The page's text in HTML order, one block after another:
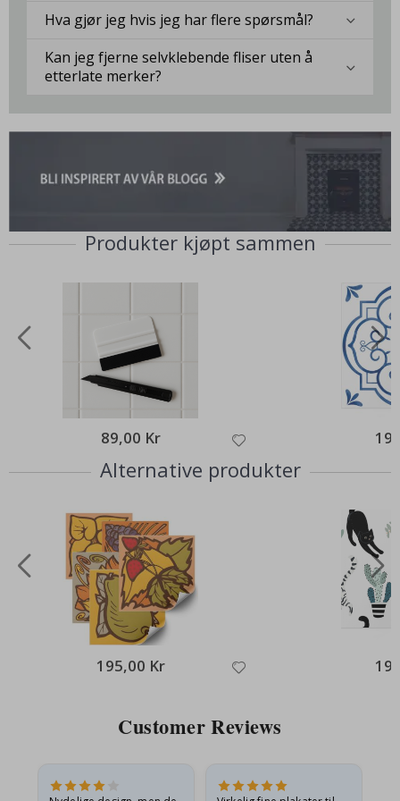
Hva gjør jeg hvis jeg har flere spørsmål?
Kan jeg fjerne selvklebende fliser uten å
etterlate merker?
Produkter kjøpt sammen
89,00 Kr
Alternative produkter
195,00 Kr
Customer Reviews